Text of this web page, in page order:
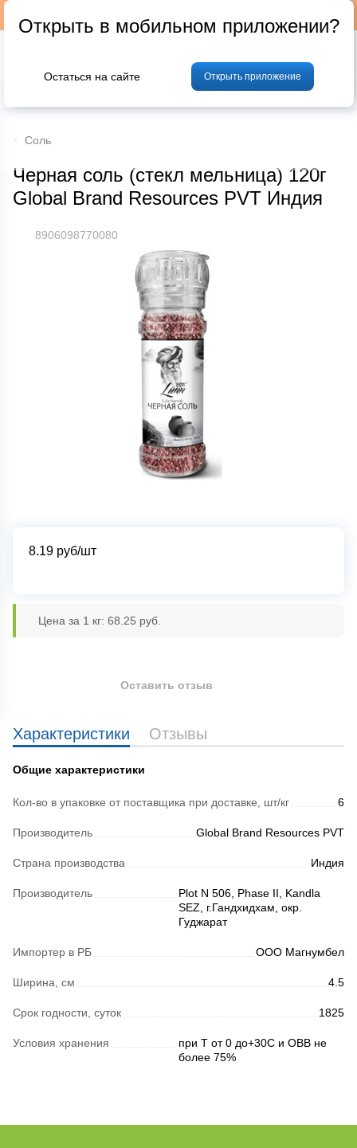
Фрукты и овощи Мясо Птица
Соль
Черная соль (стекл мельница) 120г
Global Brand Resources PVT Индия
8906098770080
8.19 руб/шт
Цена за 1 кг: 68.25 руб.
Характеристики Отзывы
Общие характеристики
Кол-во в упаковке от поставщика при доставке, шт/кг 6
Производитель Global Brand Resources PVT
Страна производства Индия
Производитель
Plot N 506, Phase II, Kandla
SEZ, г.Гандхидхам, окр.
Гуджарат
Импортер в РБ ООО Магнумбел
Ширина, см 4.5
Срок годности, суток 1825
Условия хранения
при Т от 0 до+30С и ОВВ не
более 75%
Оставить отзыв
Открыть в мобильном приложении?
Остаться на сайте Открыть приложение